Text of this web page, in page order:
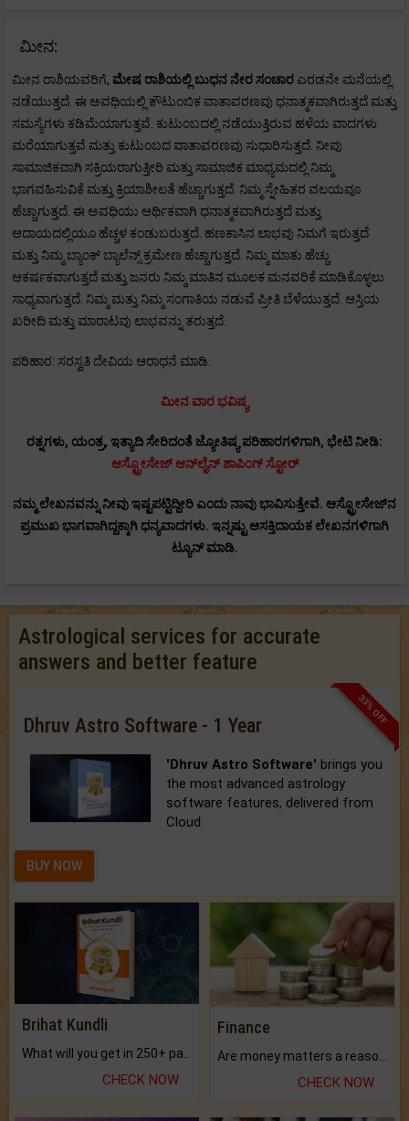
ಮೀನ:
ಮೀನ ರಾಶಿಯವರಿಗೆ, ಮೇಷ ರಾಶಿಯಲ್ಲಿ ಬುಧನ ನೇರ ಸಂಚಾರ ಎರಡನೇ ಮನೆಯಲ್ಲಿ
ನಡೆಯುತ್ತದೆ. ಈ ಅವಧಿಯಲ್ಲಿ ಕೌಟುಂಬಿಕ ವಾತಾವರಣವು ಧನಾತ್ಮಕವಾಗಿರುತ್ತದೆ ಮತ್ತು
ಸಮಸ್ಯೆಗಳು ಕಡಿಮೆಯಾಗುತ್ತವೆ. ಕುಟುಂಬದಲ್ಲಿ ನಡೆಯುತ್ತಿರುವ ಹಳೆಯ ವಾದಗಳು
ಮರೆಯಾಗುತ್ತವೆ ಮತ್ತು ಕುಟುಂಬದ ವಾತಾವರಣವು ಸುಧಾರಿಸುತ್ತದೆ. ನೀವು
ಸಾಮಾಜಿಕವಾಗಿ ಸಕ್ರಿಯರಾಗುತ್ತೀರಿ ಮತ್ತು ಸಾಮಾಜಿಕ ಮಾಧ್ಯಮದಲ್ಲಿ ನಿಮ್ಮ
ಭಾಗವಹಿಸುವಿಕೆ ಮತ್ತು ಕ್ರಿಯಾಶೀಲತೆ ಹೆಚ್ಚಾಗುತ್ತದೆ. ನಿಮ್ಮ ಸ್ನೇಹಿತರ ವಲಯವೂ
ಹೆಚ್ಚಾಗುತ್ತದೆ. ಈ ಅವಧಿಯು ಆರ್ಥಿಕವಾಗಿ ಧನಾತ್ಮಕವಾಗಿರುತ್ತದೆ ಮತ್ತು
ಆದಾಯದಲ್ಲಿಯೂ ಹೆಚ್ಚಳ ಕಂಡುಬರುತ್ತದೆ. ಹಣಕಾಸಿನ ಲಾಭವು ನಿಮಗೆ ಇರುತ್ತದೆ
ಮತ್ತು ನಿಮ್ಮ ಬ್ಯಾಂಕ್ ಬ್ಯಾಲೆನ್ಸ್ ಕ್ರಮೇಣ ಹೆಚ್ಚಾಗುತ್ತದೆ. ನಿಮ್ಮ ಮಾತು ಹೆಚ್ಚು
ಆಕರ್ಷಕವಾಗುತ್ತದೆ ಮತ್ತು ಜನರು ನಿಮ್ಮ ಮಾತಿನ ಮೂಲಕ ಮನವರಿಕೆ ಮಾಡಿಕೊಳ್ಳಲು
ಸಾಧ್ಯವಾಗುತ್ತದೆ. ನಿಮ್ಮ ಮತ್ತು ನಿಮ್ಮ ಸಂಗಾತಿಯ ನಡುವೆ ಪ್ರೀತಿ ಬೆಳೆಯುತ್ತದೆ. ಆಸ್ತಿಯ
ಖರೀದಿ ಮತ್ತು ಮಾರಾಟವು ಲಾಭವನ್ನು ತರುತ್ತದೆ.
ಪರಿಹಾರ: ಸರಸ್ವತಿ ದೇವಿಯ ಆರಾಧನೆ ಮಾಡಿ.
ಮೀನ ವಾರ ಭವಿಷ್ಯ
ರತ್ನಗಳು, ಯಂತ್ರ, ಇತ್ಯಾದಿ ಸೇರಿದಂತೆ ಜ್ಯೋತಿಷ್ಯ ಪರಿಹಾರಗಳಿಗಾಗಿ, ಭೇಟಿ ನೀಡಿ:
ಆಸ್ಟ್ರೋಸೇಜ್ ಆನ್‌ಲೈನ್ ಶಾಪಿಂಗ್ ಸ್ಟೋರ್
ನಮ್ಮ ಲೇಖನವನ್ನು ನೀವು ಇಷ್ಟಪಟ್ಟಿದ್ದೀರಿ ಎಂದು ನಾವು ಭಾವಿಸುತ್ತೇವೆ. ಆಸ್ಟ್ರೋಸೇಜ್‌ನ
ಪ್ರಮುಖ ಭಾಗವಾಗಿದ್ದಕ್ಕಾಗಿ ಧನ್ಯವಾದಗಳು. ಇನ್ನಷ್ಟು ಆಸಕ್ತಿದಾಯಕ ಲೇಖನಗಳಿಗಾಗಿ
ಟ್ಯೂನ್ ಮಾಡಿ.
Astrological services for accurate
answers and better feature
33% OFF
Dhruv Astro Software - 1 Year
'Dhruv Astro Software' brings you
the most advanced astrology
software features, delivered from
Cloud.
BUY NOW
Brihat Kundli
CHECK NOW
Finance
CHECK NOW